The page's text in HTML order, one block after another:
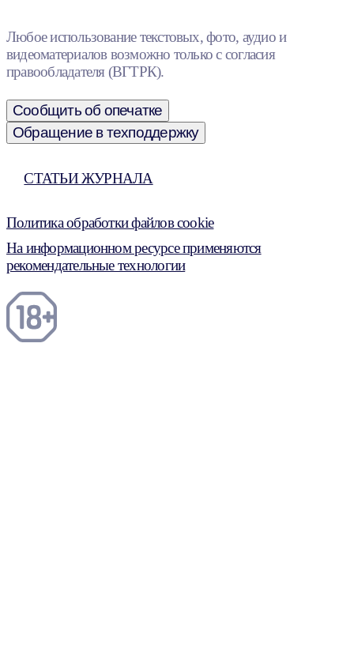
Любое использование текстовых, фото, аудио и
видеоматериалов возможно только с согласия
правообладателя (ВГТРК).
Сообщить об опечатке
Обращение в техподдержку
СТАТЬИ ЖУРНАЛА
Политика обработки файлов cookie
На информационном ресурсе применяются
рекомендательные технологии